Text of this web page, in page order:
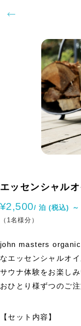
エッセンシャル
¥2,500/ 泊 (税込) ～
（1名様分）
john masters
なエッセンシャルオ
サウナ体験をお楽し
おひとり様ずつのご注
【セット内容】